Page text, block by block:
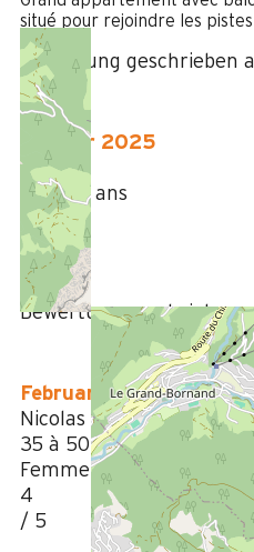
situé pour rejoindre les
Bewertung geschrieben
Februar 2025
sophie
35 à 50 ans
Femme
4
/ 5
Bewertung geschrieben
Februar 2024
Nicolas
35 à 50 ans
Femme
4
/ 5